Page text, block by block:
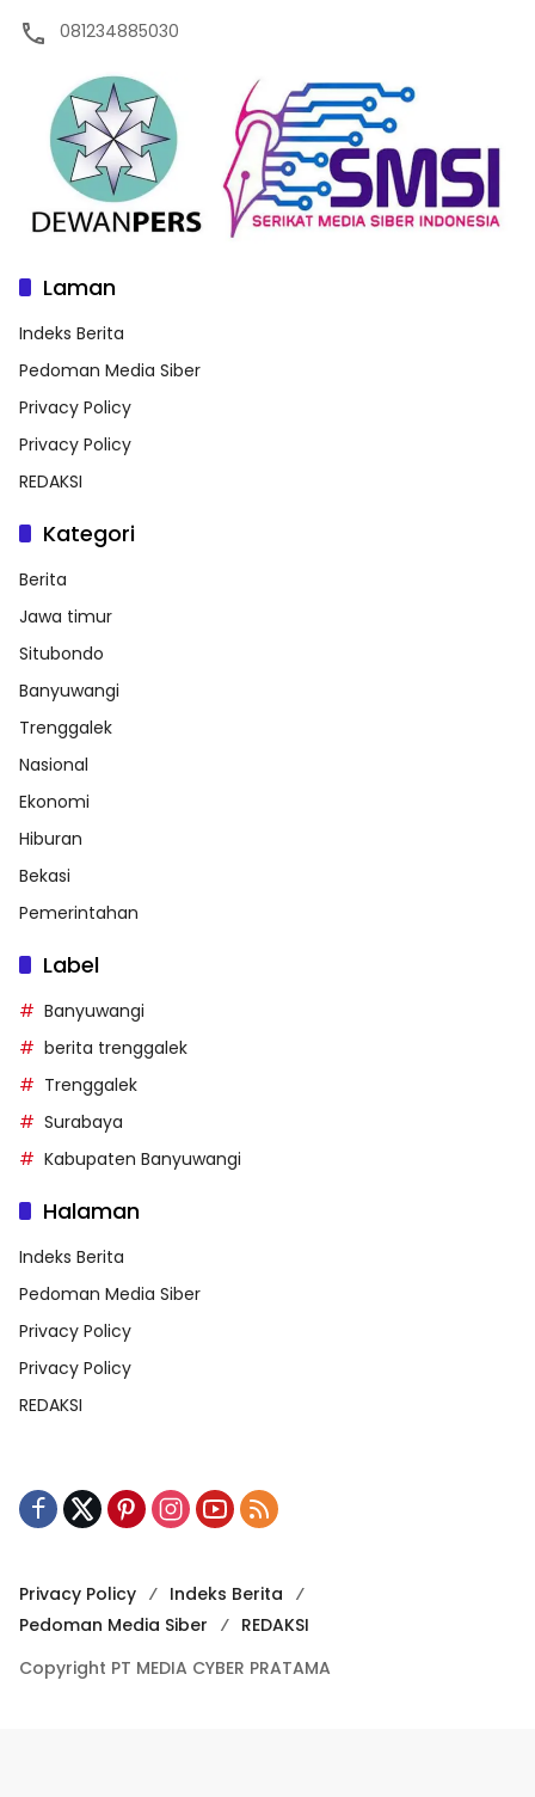
081234885030
Laman
Indeks Berita
Pedoman Media Siber
Privacy Policy
Privacy Policy
REDAKSI
Kategori
Berita
Jawa timur
Situbondo
Banyuwangi
Trenggalek
Nasional
Ekonomi
Hiburan
Bekasi
Pemerintahan
Label
Banyuwangi
berita trenggalek
Trenggalek
Surabaya
Kabupaten Banyuwangi
Halaman
Indeks Berita
Pedoman Media Siber
Privacy Policy
Privacy Policy
REDAKSI
Privacy Policy
Indeks Berita
Pedoman Media Siber
REDAKSI
Copyright PT MEDIA CYBER PRATAMA